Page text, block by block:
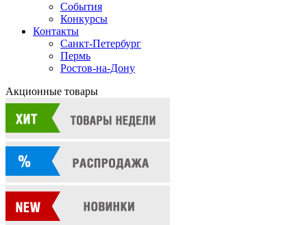
События
Конкурсы
Контакты
Санкт-Петербург
Пермь
Ростов-на-Дону
Акционные товары